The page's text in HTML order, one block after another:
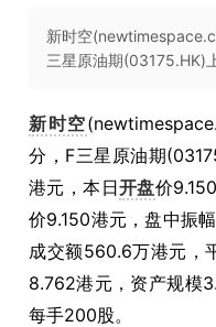
新时空
三星原油期(03175.HK)
新时空
分，F三星原油期
港元，本日开盘价
价9.150港元，盘中振
成交额560.6万港元，
8.762港元，资产规模
每手200股。